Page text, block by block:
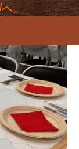
。